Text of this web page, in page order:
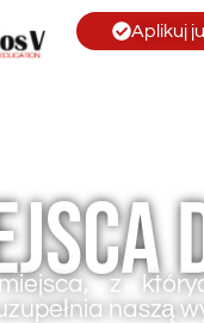
Aplikuj
z
naszą